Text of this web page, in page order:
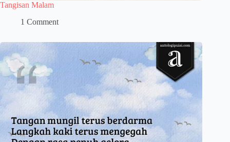
Tangisan Malam
1 Comment